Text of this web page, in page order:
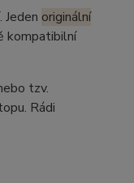
Jeden originální
kompatibilní
tzv.
Rádi